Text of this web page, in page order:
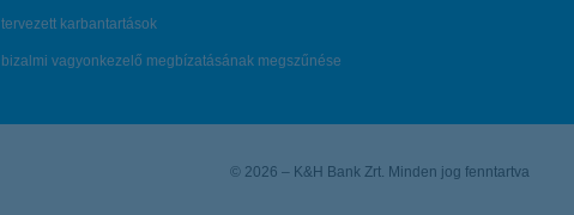
tervezett karbantartások
bizalmi vagyonkezelő megbízatásának megszűnése
© 2026 – K&H Bank Zrt. Minden jog fenntartva